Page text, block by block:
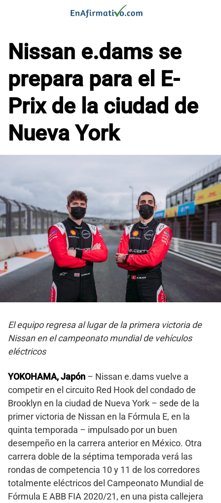
Nissan e.dams se
prepara para el E-
Prix de la ciudad de
Nueva York
El equipo regresa al lugar de la primera victoria de
Nissan en el campeonato mundial de vehículos
eléctricos
YOKOHAMA, Japón – Nissan e.dams vuelve a
competir en el circuito Red Hook del condado de
Brooklyn en la ciudad de Nueva York – sede de la
primer victoria de Nissan en la Fórmula E, en la
quinta temporada – impulsado por un buen
desempeño en la carrera anterior en México. Otra
carrera doble de la séptima temporada verá las
rondas de competencia 10 y 11 de los corredores
totalmente eléctricos del Campeonato Mundial de
Fórmula E ABB FIA 2020/21, en una pista callejera